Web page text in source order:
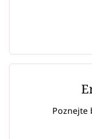
Poznejte